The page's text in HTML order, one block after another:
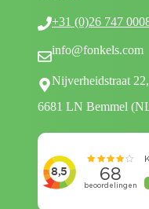
+31 (0)26 747
info@fonkels.com
Nijverheidstraat
6681 LN Bemmel